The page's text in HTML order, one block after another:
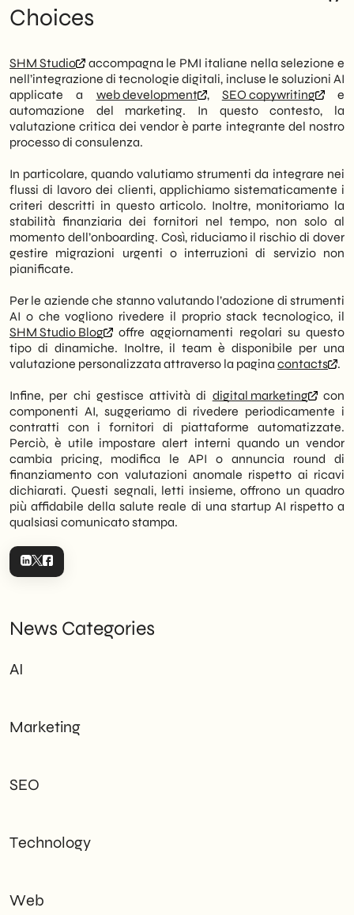
Choices
SHM Studio
accompagna le PMI italiane nella selezione e
nell’integrazione di tecnologie digitali, incluse le soluzioni AI
applicate a web development , SEO copywriting
e
automazione del marketing. In questo contesto, la
valutazione critica dei vendor è parte integrante del nostro
processo di consulenza.
In particolare, quando valutiamo strumenti da integrare nei
flussi di lavoro dei clienti, applichiamo sistematicamente i
criteri descritti in questo articolo. Inoltre, monitoriamo la
stabilità finanziaria dei fornitori nel tempo, non solo al
momento dell’onboarding. Così, riduciamo il rischio di dover
gestire migrazioni urgenti o interruzioni di servizio non
pianificate.
Per le aziende che stanno valutando l’adozione di strumenti
AI o che vogliono rivedere il proprio stack tecnologico, il
SHM Studio Blog
offre aggiornamenti regolari su questo
tipo di dinamiche. Inoltre, il team è disponibile per una
valutazione personalizzata attraverso la pagina contacts .
Infine, per chi gestisce attività di digital marketing
con
componenti AI, suggeriamo di rivedere periodicamente i
contratti con i fornitori di piattaforme automatizzate.
Perciò, è utile impostare alert interni quando un vendor
cambia pricing, modifica le API o annuncia round di
finanziamento con valutazioni anomale rispetto ai ricavi
dichiarati. Questi segnali, letti insieme, offrono un quadro
più affidabile della salute reale di una startup AI rispetto a
qualsiasi comunicato stampa.
News Categories
AI
Marketing
SEO
Technology
Web